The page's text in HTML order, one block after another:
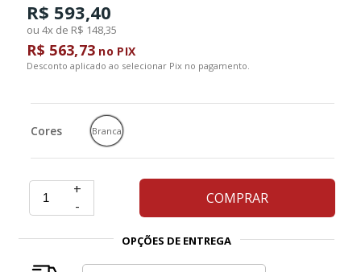
R$ 593,40
ou 4x de R$ 148,35
R$ 563,73 no PIX
Desconto aplicado ao selecionar Pix no pagamento.
Cores Branca
+
-
COMPRAR
OPÇÕES DE ENTREGA